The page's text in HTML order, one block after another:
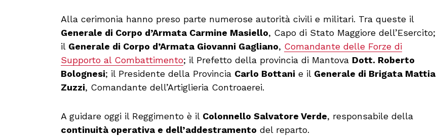
Alla cerimonia hanno preso parte numerose autorità civili e militari. Tra queste il
Generale di Corpo d’Armata Carmine Masiello, Capo di Stato Maggiore dell’Esercito;
il Generale di Corpo d’Armata Giovanni Gagliano, Comandante delle Forze di
Supporto al Combattimento; il Prefetto della provincia di Mantova Dott. Roberto
Bolognesi; il Presidente della Provincia Carlo Bottani e il Generale di Brigata Mattia
Zuzzi, Comandante dell’Artiglieria Controaerei.
A guidare oggi il Reggimento è il Colonnello Salvatore Verde, responsabile della
continuità operativa e dell’addestramento del reparto.